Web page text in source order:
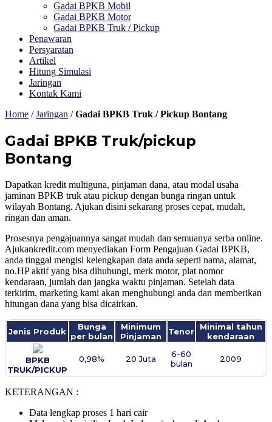
Gadai BPKB Mobil
Gadai BPKB Motor
Gadai BPKB Truk / Pickup
Penawaran
Persyaratan
Artikel
Hitung Simulasi
Jaringan
Kontak Kami
Home /Jaringan /Gadai BPKB Truk / Pickup Bontang
Gadai BPKB Truk/pickup
Bontang
Dapatkan kredit multiguna, pinjaman dana, atau modal usaha
jaminan BPKB truk atau pickup dengan bunga ringan untuk
wilayah Bontang. Ajukan disini sekarang proses cepat, mudah,
ringan dan aman.
Prosesnya pengajuannya sangat mudah dan semuanya serba online.
Ajukankredit.com menyediakan Form Pengajuan Gadai BPKB,
anda tinggal mengisi kelengkapan data anda seperti nama, alamat,
no.HP aktif yang bisa dihubungi, merk motor, plat nomor
kendaraan, jumlah dan jangka waktu pinjaman. Setelah data
terkirim, marketing kami akan menghubungi anda dan memberikan
hitungan dana yang bisa dicairkan.
Jenis Produk
Bunga
per bulan
Minimum
Pinjaman
Tenor
Minimal tahun
kendaraan
BPKB
TRUK/PICKUP
0,98% 20 Juta
6-60
bulan
2009
KETERANGAN :
Data lengkap proses 1 hari cair